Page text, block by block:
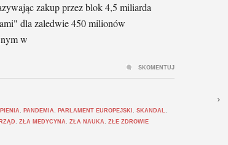
zakup przez blok 4,5 miliarda
dla zaledwie 450 milionów
w
, PANDEMIA , PARLAMENT EUROPEJSKI , SKANDAL,
, ZŁA MEDYCYNA , ZŁA NAUKA , ZŁE ZDROWIE
SKOMENTUJ